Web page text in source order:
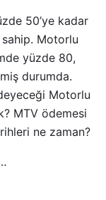
50’ye kadar
Motorlu
yüzde 80,
durumda.
Motorlu
MTV ödemesi
ne zaman?